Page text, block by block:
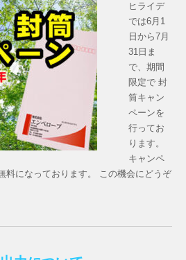
ヒライデ
では6月1
日から7月
31日ま
で、期間
限定で 封
筒キャン
ペーンを
行ってお
ります。
キャンペ
料になっております。 この機会にどうぞ